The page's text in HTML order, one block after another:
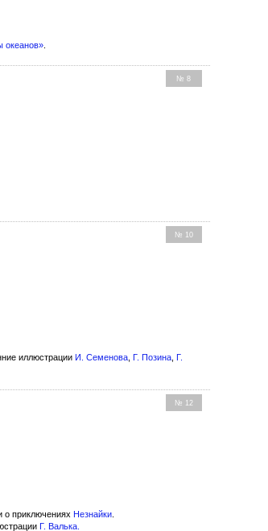
океанов»
№ 8
№ 10
иллюстрации И. Семенова Г. Позина Г.
№ 12
о приключениях Незнайки
Г. Валька